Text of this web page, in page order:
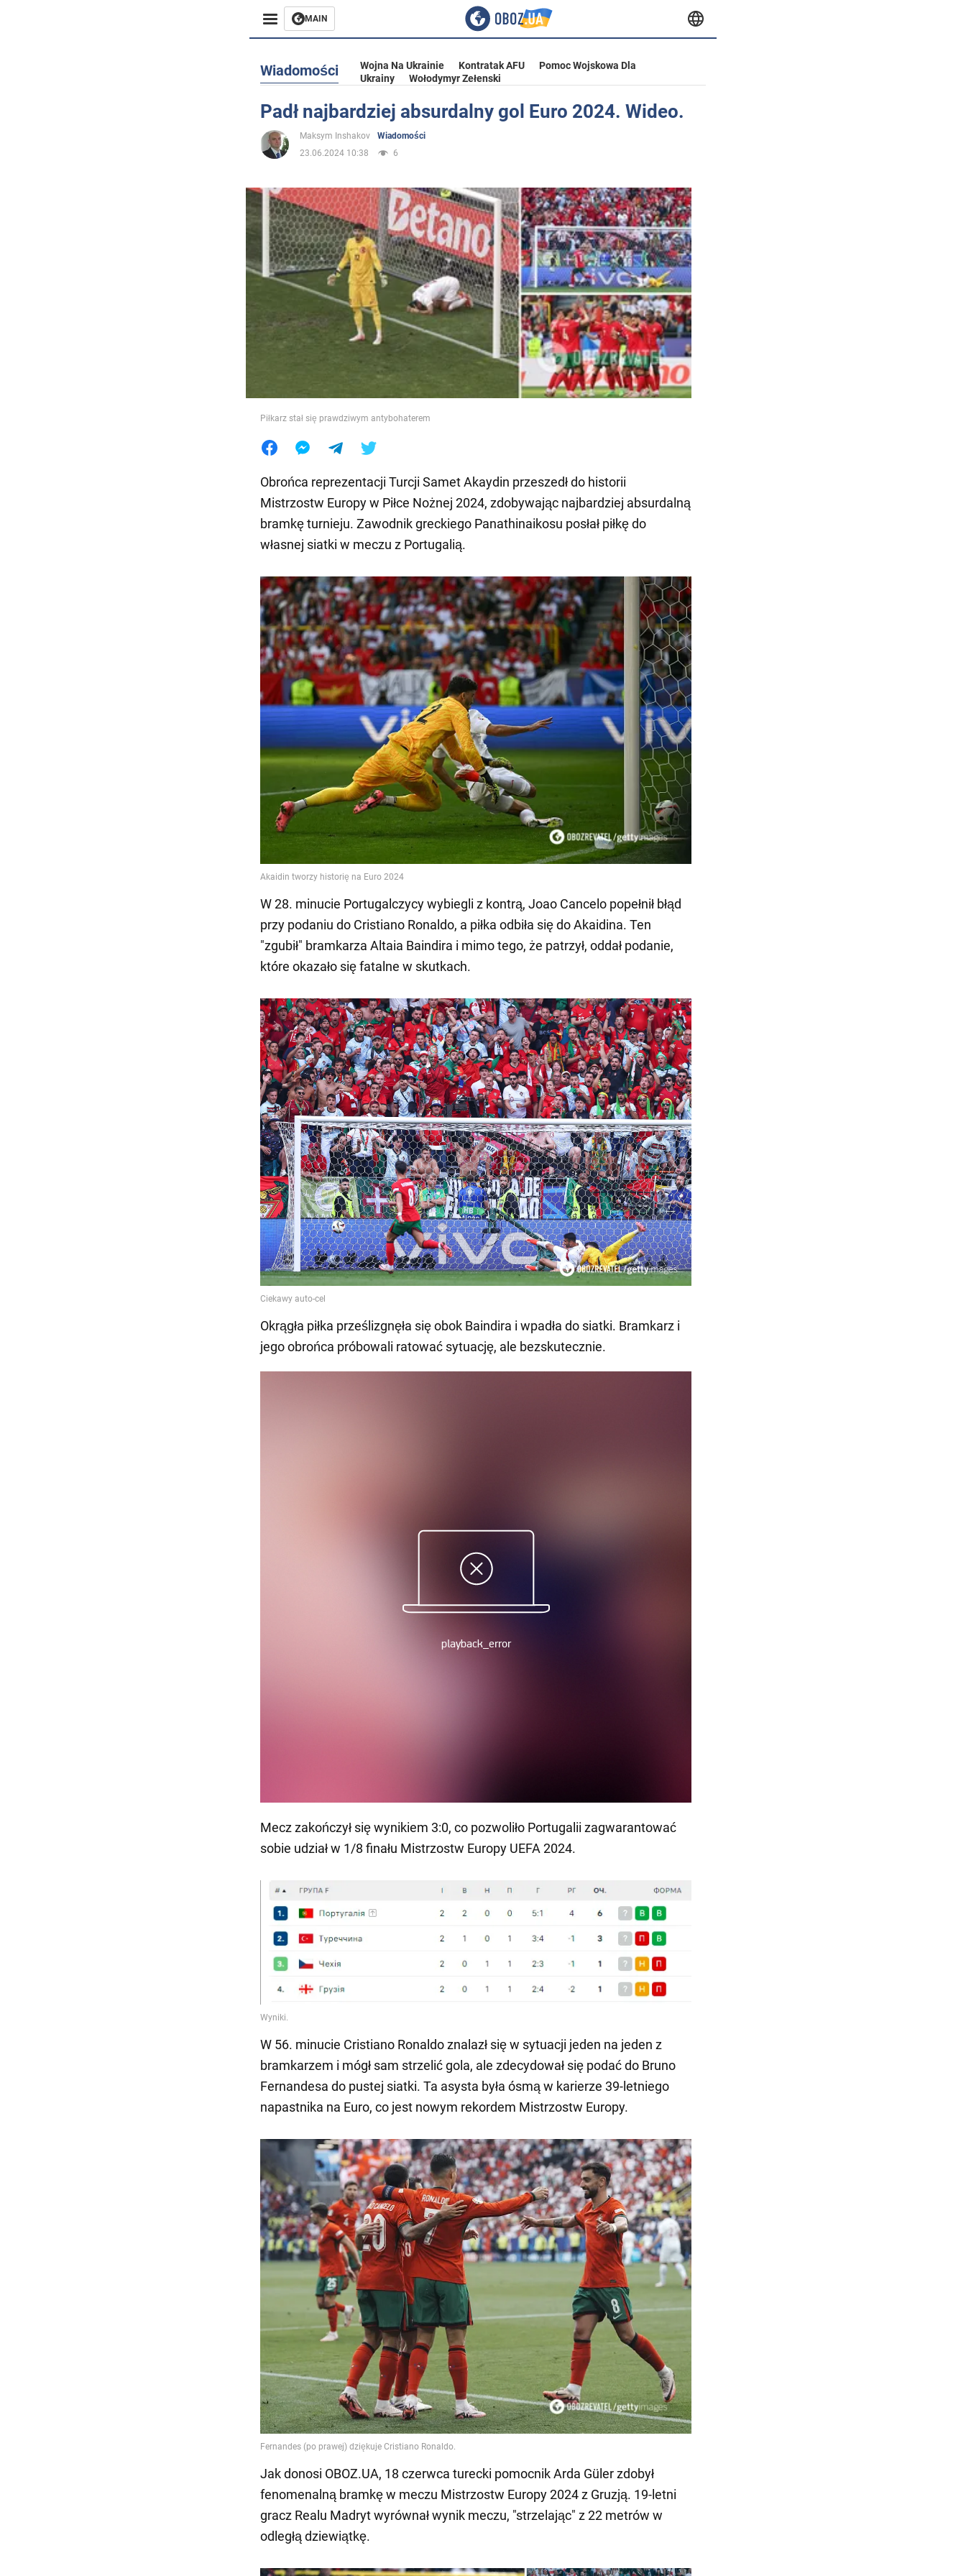
MAIN
Rozrywka
Polityka
Społeczeństwo
Wojna na Ukrainie
Jedzenie
Wiadomości Wojna Na Ukrainie Kontratak AFU
Pomoc Wojskowa Dla
Ukrainy
Wołodymyr Zełenski
Padł najbardziej absurdalny gol Euro 2024. Wideo.
Maksym Inshakov
Wiadomości
23.06.2024 10:38
6
Piłkarz stał się prawdziwym antybohaterem
Obrońca reprezentacji Turcji Samet Akaydin przeszedł do historii
Mistrzostw Europy w Piłce Nożnej 2024, zdobywając najbardziej absurdalną
bramkę turnieju. Zawodnik greckiego Panathinaikosu posłał piłkę do
własnej siatki w meczu z Portugalią.
W 28. minucie Portugalczycy wybiegli z kontrą, Joao Cancelo popełnił błąd
przy podaniu do Cristiano Ronaldo, a piłka odbiła się do Akaidina. Ten
"zgubił" bramkarza Altaia Baindira i mimo tego, że patrzył, oddał podanie,
które okazało się fatalne w skutkach.
Okrągła piłka prześlizgnęła się obok Baindira i wpadła do siatki. Bramkarz i
jego obrońca próbowali ratować sytuację, ale bezskutecznie.
Mecz zakończył się wynikiem 3:0, co pozwoliło Portugalii zagwarantować
sobie udział w 1/8 finału Mistrzostw Europy UEFA 2024.
W 56. minucie Cristiano Ronaldo znalazł się w sytuacji jeden na jeden z
bramkarzem i mógł sam strzelić gola, ale zdecydował się podać do Bruno
Fernandesa do pustej siatki. Ta asysta była ósmą w karierze 39-letniego
napastnika na Euro, co jest nowym rekordem Mistrzostw Europy.
Jak donosi OBOZ.UA, 18 czerwca turecki pomocnik Arda Güler zdobył
fenomenalną bramkę w meczu Mistrzostw Europy 2024 z Gruzją. 19-letni
gracz Realu Madryt wyrównał wynik meczu, "strzelając" z 22 metrów w
odległą dziewiątkę.